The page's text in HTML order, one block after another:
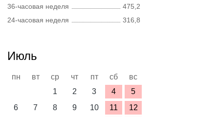
36-часовая неделя
475,2
24-часовая неделя
316,8
Июль
пн вт ср чт пт сб
вс
1
2 3 4
5
6
7 8 9 10 11
12